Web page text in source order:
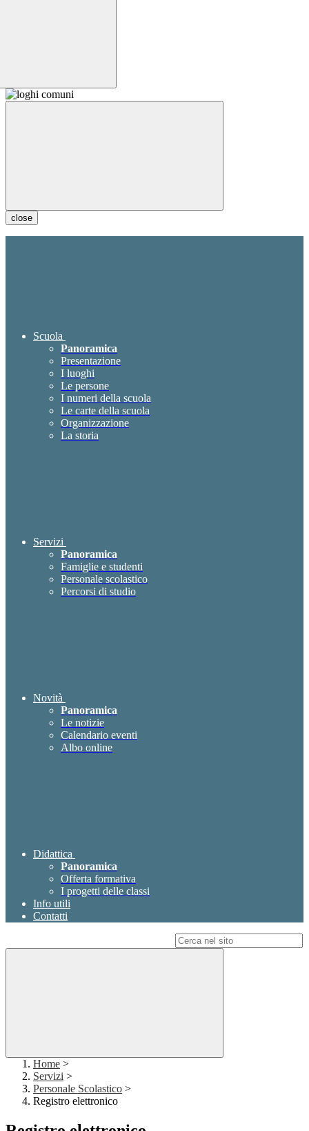
close
Scuola
Panoramica
Presentazione
I luoghi
Le persone
I numeri della scuola
Le carte della scuola
Organizzazione
La storia
Servizi
Panoramica
Famiglie e studenti
Personale scolastico
Percorsi di studio
Novità
Panoramica
Le notizie
Calendario eventi
Albo online
Didattica
Panoramica
Offerta formativa
I progetti delle classi
Info utili
Contatti
Home >
Servizi >
Personale Scolastico >
Registro elettronico